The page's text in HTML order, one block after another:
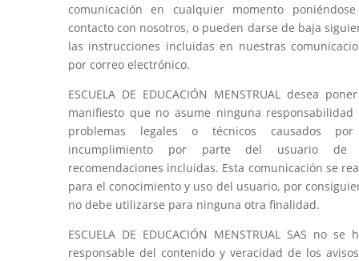
comunicación en cualquier momento
contacto con nosotros, o pueden darse de baja
las instrucciones incluidas en nuestras
por correo electrónico.
ESCUELA DE EDUCACIÓN MENSTRUAL desea
manifiesto que no asume ninguna responsabilidad
problemas legales o técnicos causados
incumplimiento por parte del usuario de
recomendaciones incluidas. Esta comunicación se
para el conocimiento y uso del usuario, por
no debe utilizarse para ninguna otra finalidad.
ESCUELA DE EDUCACIÓN MENSTRUAL SAS no se
responsable del contenido y veracidad de los